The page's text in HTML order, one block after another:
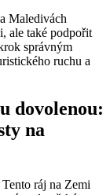
‍Maledivách
ale také podpořit
správným
ruchu a
​dovolenou:
na
ráj na Zemi